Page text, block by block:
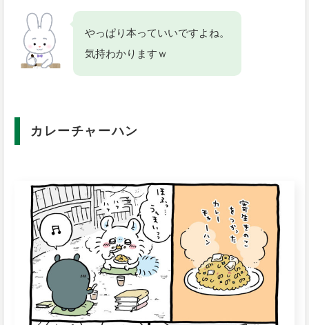
やっぱり本っていいですよね。
気持わかりますｗ
カレーチャーハン